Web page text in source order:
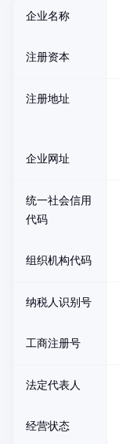
企业名称
注册资本
注册地址
企业网址
统一社会信用
代码
组织机构代码
纳税人识别号
工商注册号
法定代表人
经营状态